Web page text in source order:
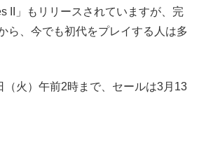
II」もリリースされていますが、完
ら、今でも初代をプレイする人は多
（火）午前2時まで、セールは3月13